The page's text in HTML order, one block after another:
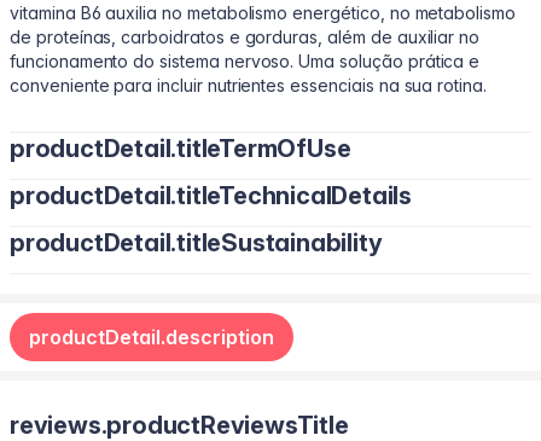
vitamina B6 auxilia no metabolismo energético, no metabolismo
de proteínas, carboidratos e gorduras, além de auxiliar no
funcionamento do sistema nervoso. Uma solução prática e
conveniente para incluir nutrientes essenciais na sua rotina.
productDetail.titleTermOfUse
Adultos, consumir 1 shot (50 ml) ao dia. Não exceder a
productDetail.titleTechnicalDetails
Água, L-carnitina, extrato de chá verde, cloridrato de piridoxina
de potássio e benzoato de sódio e edulcorantes sucralose e
glicosídeos de esteviol de Stevia rebaudiana Bertoni. NÃO
CONTÉM GLÚTEN.
productDetail.titleSustainability
productDetail.description
reviews.productReviewsTitle